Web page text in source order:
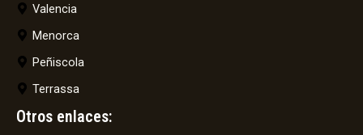
Valencia
Menorca
Peñiscola
Terrassa
Otros enlaces: